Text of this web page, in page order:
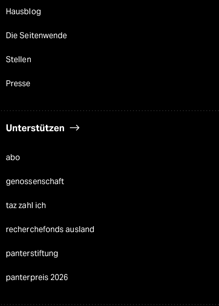
Hausblog
Die Seitenwende
Stellen
Presse
Unterstützen
abo
genossenschaft
taz zahl ich
recherchefonds ausland
panterstiftung
panterpreis 2026